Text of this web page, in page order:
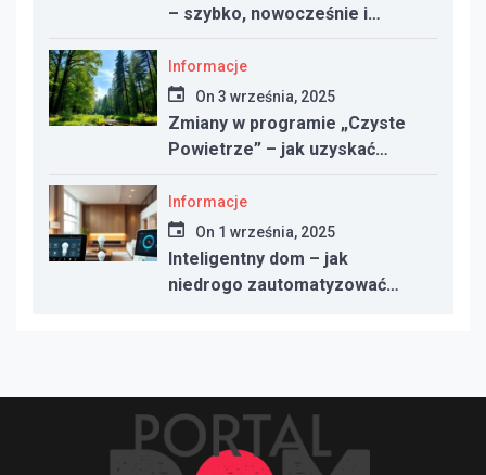
– szybko, nowocześnie i
taniej?
Informacje
On 3 września, 2025
Zmiany w programie „Czyste
Powietrze” – jak uzyskać
dotację w 2025 roku
Informacje
On 1 września, 2025
Inteligentny dom – jak
niedrogo zautomatyzować